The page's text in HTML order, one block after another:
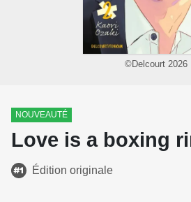
©Delcourt 2026
NOUVEAUTÉ
Love is a boxing
Édition originale